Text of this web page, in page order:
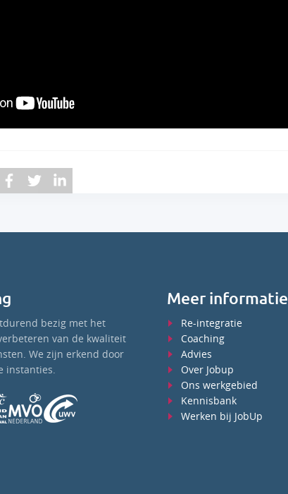
bezig met het
van de kwaliteit
We zijn erkend door
instanties.
Meer informatie
Re-integratie
Coaching
Advies
Over Jobup
Ons werkgebied
Kennisbank
Werken bij JobUp